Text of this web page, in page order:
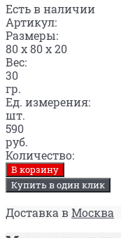
Есть в наличии
Артикул:
Размеры:
80 x 80 x 20
Вес:
30
гр.
Ед. измерения:
шт.
590
руб.
Количество:
В корзину
Купить в один клик
Доставка вМосква